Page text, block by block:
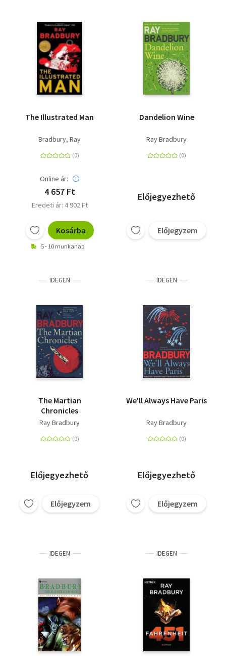
The Illustrated Man
Bradbury, Ray
Online ár:
4 657 Ft
Eredeti ár: 4 902 Ft
Kosárba
5 - 10 munkanap
Dandelion Wine
Ray Bradbury
Előjegyezhető
Előjegyzem
IDEGEN
The Martian
Chronicles
Ray Bradbury
Előjegyezhető
Előjegyzem
IDEGEN
We'll Always Have Paris
Ray Bradbury
Előjegyezhető
Előjegyzem
IDEGEN IDEGEN